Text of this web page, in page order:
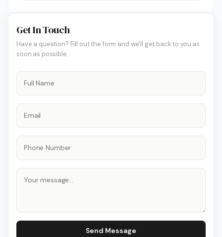
Get In Touch
Have a question? Fill out the form and we'll get back to you as
soon as possible.
Send Message